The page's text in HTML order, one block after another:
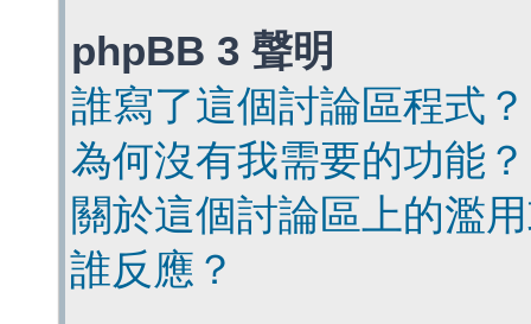
phpBB 3 聲明
誰寫了這個討論區程式？
為何沒有我需要的功能？
關於這個討論區上的濫
誰反應？